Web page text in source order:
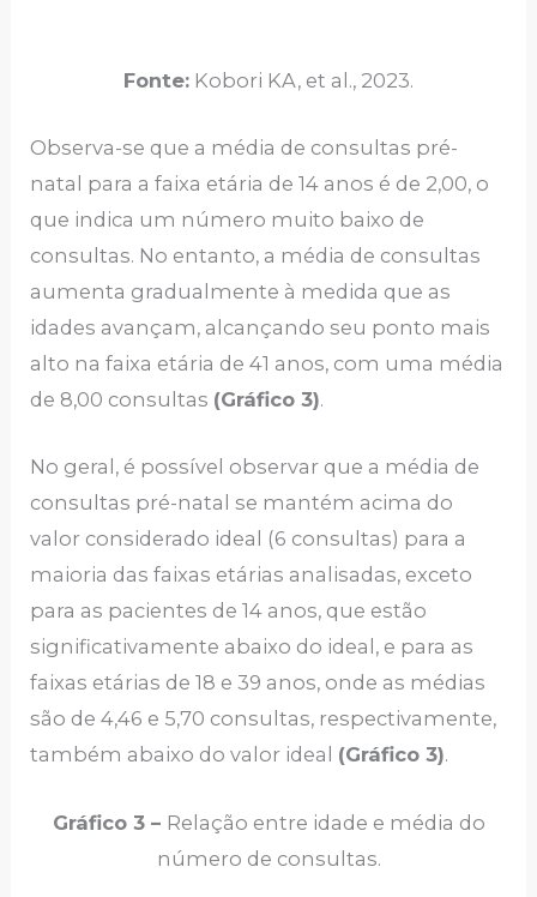
Fonte: Kobori KA, et al., 2023.
Observa-se que a média de consultas pré-
natal para a faixa etária de 14 anos é de 2,00, o
que indica um número muito baixo de
consultas. No entanto, a média de consultas
aumenta gradualmente à medida que as
idades avançam, alcançando seu ponto mais
alto na faixa etária de 41 anos, com uma média
de 8,00 consultas (Gráfico 3).
No geral, é possível observar que a média de
consultas pré-natal se mantém acima do
valor considerado ideal (6 consultas) para a
maioria das faixas etárias analisadas, exceto
para as pacientes de 14 anos, que estão
significativamente abaixo do ideal, e para as
faixas etárias de 18 e 39 anos, onde as médias
são de 4,46 e 5,70 consultas, respectivamente,
também abaixo do valor ideal (Gráfico 3).
Gráfico 3 – Relação entre idade e média do
número de consultas.